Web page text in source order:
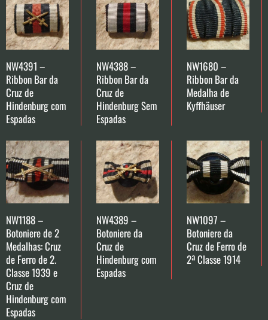
NW4391 –
Ribbon Bar da
Cruz de
Hindenburg com
Espadas
NW4388 –
Ribbon Bar da
Cruz de
Hindenburg Sem
Espadas
NW1680 –
Ribbon Bar da
Medalha de
Kyffhäuser
NW1188 –
Botoniere de 2
Medalhas: Cruz
de Ferro de 2.
Classe 1939 e
Cruz de
Hindenburg com
Espadas
NW4389 –
Botoniere da
Cruz de
Hindenburg com
Espadas
NW1097 –
Botoniere da
Cruz de Ferro de
2ª Classe 1914